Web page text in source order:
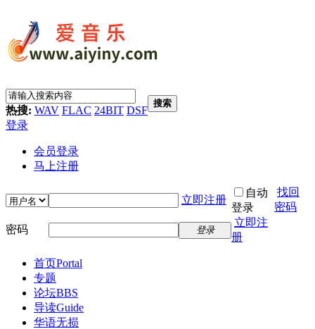
热搜: WAV FLAC 24BIT DSF
搜索
登录
会员登录
马上注册
立即注册
自动
登录
找回
密码
密码
登录
立即注
册
首页Portal
专题
论坛BBS
导读Guide
华语无损